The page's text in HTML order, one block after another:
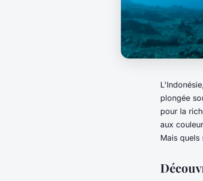
plongée
pour la
aux
Mais